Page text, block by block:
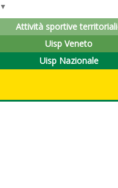
▼
Attività sportive territoriali
Uisp Veneto
Uisp Nazionale